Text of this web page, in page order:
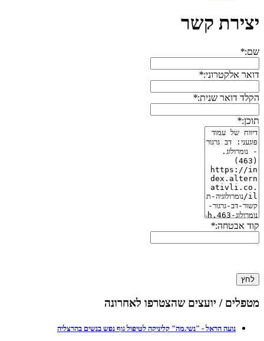
יצירת קשר
שם:*
דואר אלקטרוני:*
הקלד דואר שנית:*
תוכן:*
קוד אבטחה:*
לחץ
מטפלים / יועצים שהצטרפו לאחרונה
נועה הראל - "נשי.מה" קליניקה לטיפול גוף נפש בנשים בהרצליה